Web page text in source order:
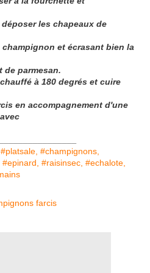
les chapeaux de
et écrasant bien la
de parmesan.
à 180 degrés et cuire
en accompagnement d'une
#champignons,
#raisinsec, #echalote,